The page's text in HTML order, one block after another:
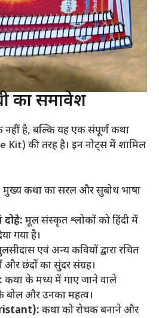
का समावेश
है, बल्कि यह एक संपूर्ण कथा
की तरह है। इन नोट्स में शामिल
मुख्य कथा का सरल और सुबोध भाषा
मूल संस्कृत श्लोकों को हिंदी में
गया है।
एवं अन्य कवियों द्वारा रचित
और छंदों का सुंदर संग्रह।
कथा के मध्य में गाए जाने वाले
बोल और उनका महत्व।
कथा को रोचक बनाने और